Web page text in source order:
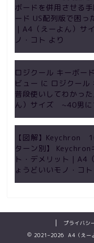
ボードを併用させる手
ード US配列版で困
｜A4（えーよん）
ノ・コト より
ロジクール キーボー
ビュー に ロジクール
普段使いしてわかっ
ん）サイズ ~40男に
【図解】Keychron
ターン別】 Keychron
ト・デメリット｜
ょうどいいモノ・コト
プライバシ
2021–2026 A4（えー